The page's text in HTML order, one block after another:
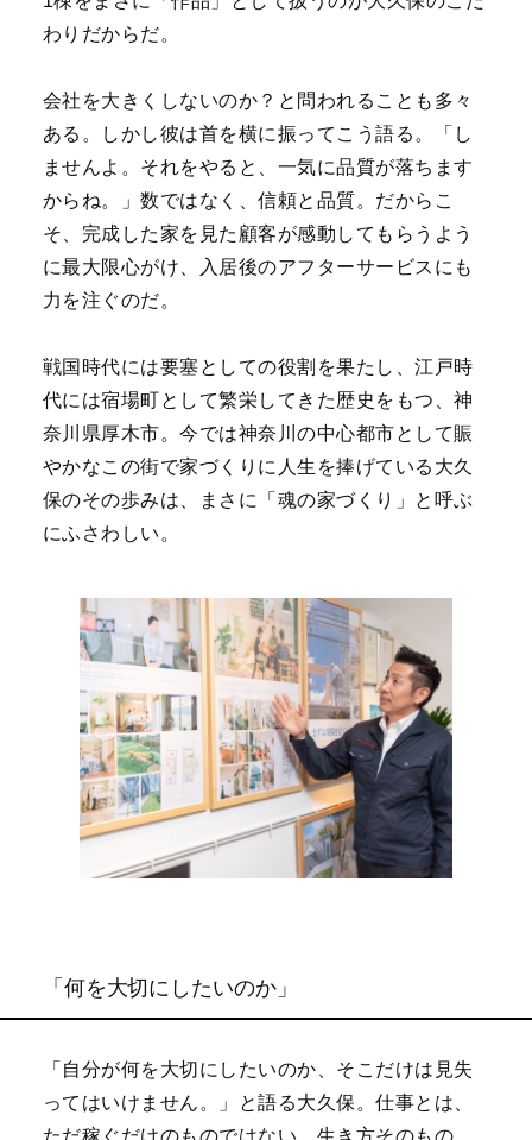
わりだからだ。
会社を大きくしないのか？と問われることも多々
ある。しかし彼は首を横に振ってこう語る。「し
ませんよ。それをやると、一気に品質が落ちます
からね。」数ではなく、信頼と品質。だからこ
そ、完成した家を見た顧客が感動してもらうよう
に最大限心がけ、入居後のアフターサービスにも
力を注ぐのだ。
戦国時代には要塞としての役割を果たし、江戸時
代には宿場町として繁栄してきた歴史をもつ、神
奈川県厚木市。今では神奈川の中心都市として賑
やかなこの街で家づくりに人生を捧げている大久
保のその歩みは、まさに「魂の家づくり」と呼ぶ
にふさわしい。
「何を大切にしたいのか」
「自分が何を大切にしたいのか、そこだけは見失
ってはいけません。」と語る大久保。仕事とは、
ただ稼ぐだけのものではない。生き方そのもの